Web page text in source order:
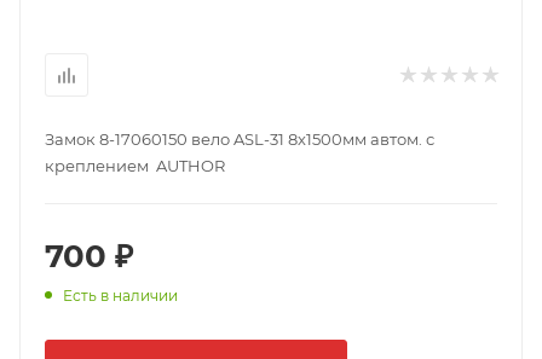
Замок 8-17060150 вело ASL-31 8х1500мм автом. с
креплением AUTHOR
700 ₽
Есть в наличии